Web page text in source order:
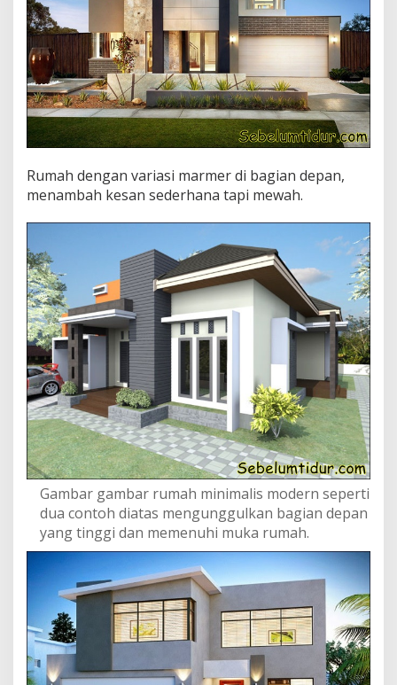
Rumah dengan variasi marmer di bagian depan,
menambah kesan sederhana tapi mewah.
Gambar gambar rumah minimalis modern seperti
dua contoh diatas mengunggulkan bagian depan
yang tinggi dan memenuhi muka rumah.